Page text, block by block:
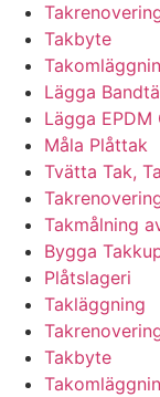
Takbyte
Lägga
Lägga
Måla Plåttak
Tvätta Tak,
Takmålning
Bygga
Plåtslageri
Takläggning
Takbyte